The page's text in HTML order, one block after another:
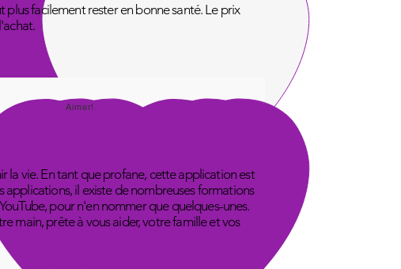
facilement rester en bonne santé. Le prix
Aimer!
vie. En tant que profane, cette application est
il existe de nombreuses formations
pour n'en nommer que quelques-unes.
main, prête à vous aider, votre famille et vos